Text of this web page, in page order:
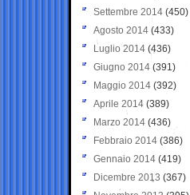
Settembre 2014 (450)
Agosto 2014 (433)
Luglio 2014 (436)
Giugno 2014 (391)
Maggio 2014 (392)
Aprile 2014 (389)
Marzo 2014 (436)
Febbraio 2014 (386)
Gennaio 2014 (419)
Dicembre 2013 (367)